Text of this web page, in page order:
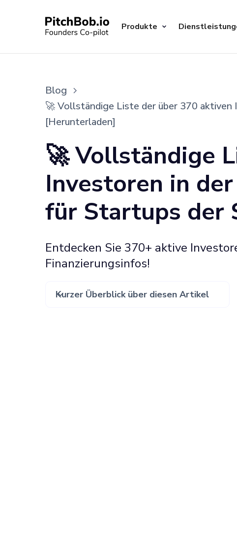
Produkte
Blog
🚀 Vollständige Liste der über 370
[Herunterladen]
🚀 Vollständige
Investoren in
für Startups der
Entdecken Sie 370+ aktive
Finanzierungsinfos!
Kurzer Überblick über diesen Artikel